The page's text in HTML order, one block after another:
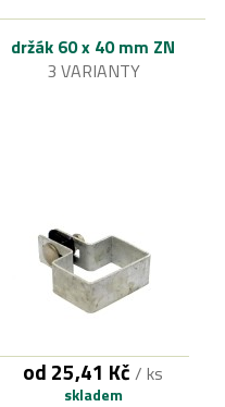
držák 60 x 40 mm ZN
3 VARIANTY
od 25,41 Kč / ks
skladem